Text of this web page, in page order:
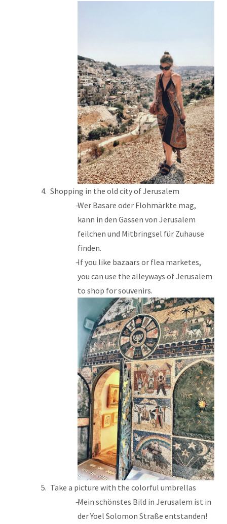
Shopping in the old city of Jerusalem
Wer Basare oder Flohmärkte mag,
kann in den Gassen von Jerusalem
feilchen und Mitbringsel für Zuhause
finden.
If you like bazaars or flea marketes,
you can use the alleyways of Jerusalem
to shop for souvenirs.
Take a picture with the colorful umbrellas
Mein schönstes Bild in Jerusalem ist in
der Yoel Solomon Straße entstanden!